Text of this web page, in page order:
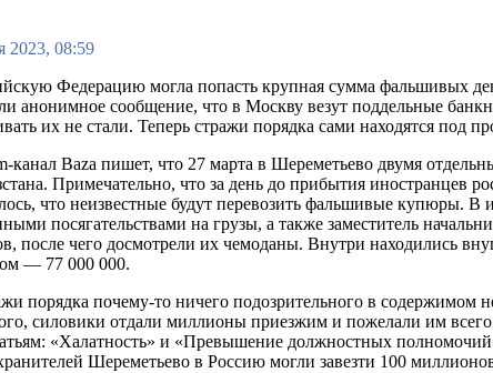
2023, 08:59
Федерацию могла попасть крупная сумма фальшивых
анонимное сообщение, что в Москву везут поддельные
их не стали. Теперь стражи порядка сами находятся под
канал Baza пишет, что 27 марта в Шереметьево двумя
Примечательно, что за день до прибытия иностранцев
что неизвестные будут перевозить фальшивые купюры. В
посягательствами на грузы, а также заместитель
после чего досмотрели их чемоданы. Внутри находились
— 77 000 000.
порядка почему-то ничего подозрительного в содержимом
силовики отдали миллионы приезжим и пожелали им
«Халатность» и «Превышение должностных
Шереметьево в Россию могли завезти 100